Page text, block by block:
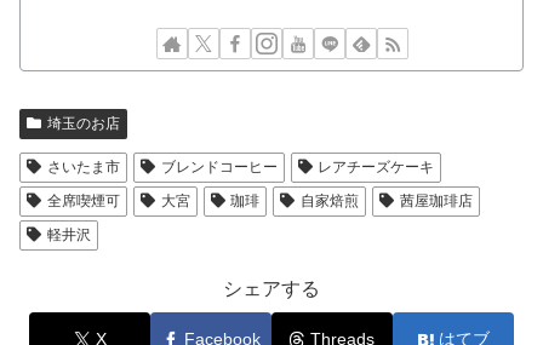
埼玉のお店
さいたま市 ブレンドコーヒー
レアチーズケーキ
全席喫煙可
大宮 珈琲 自家焙煎
茜屋珈琲店
軽井沢
シェアする
X Facebook Threads はてブ